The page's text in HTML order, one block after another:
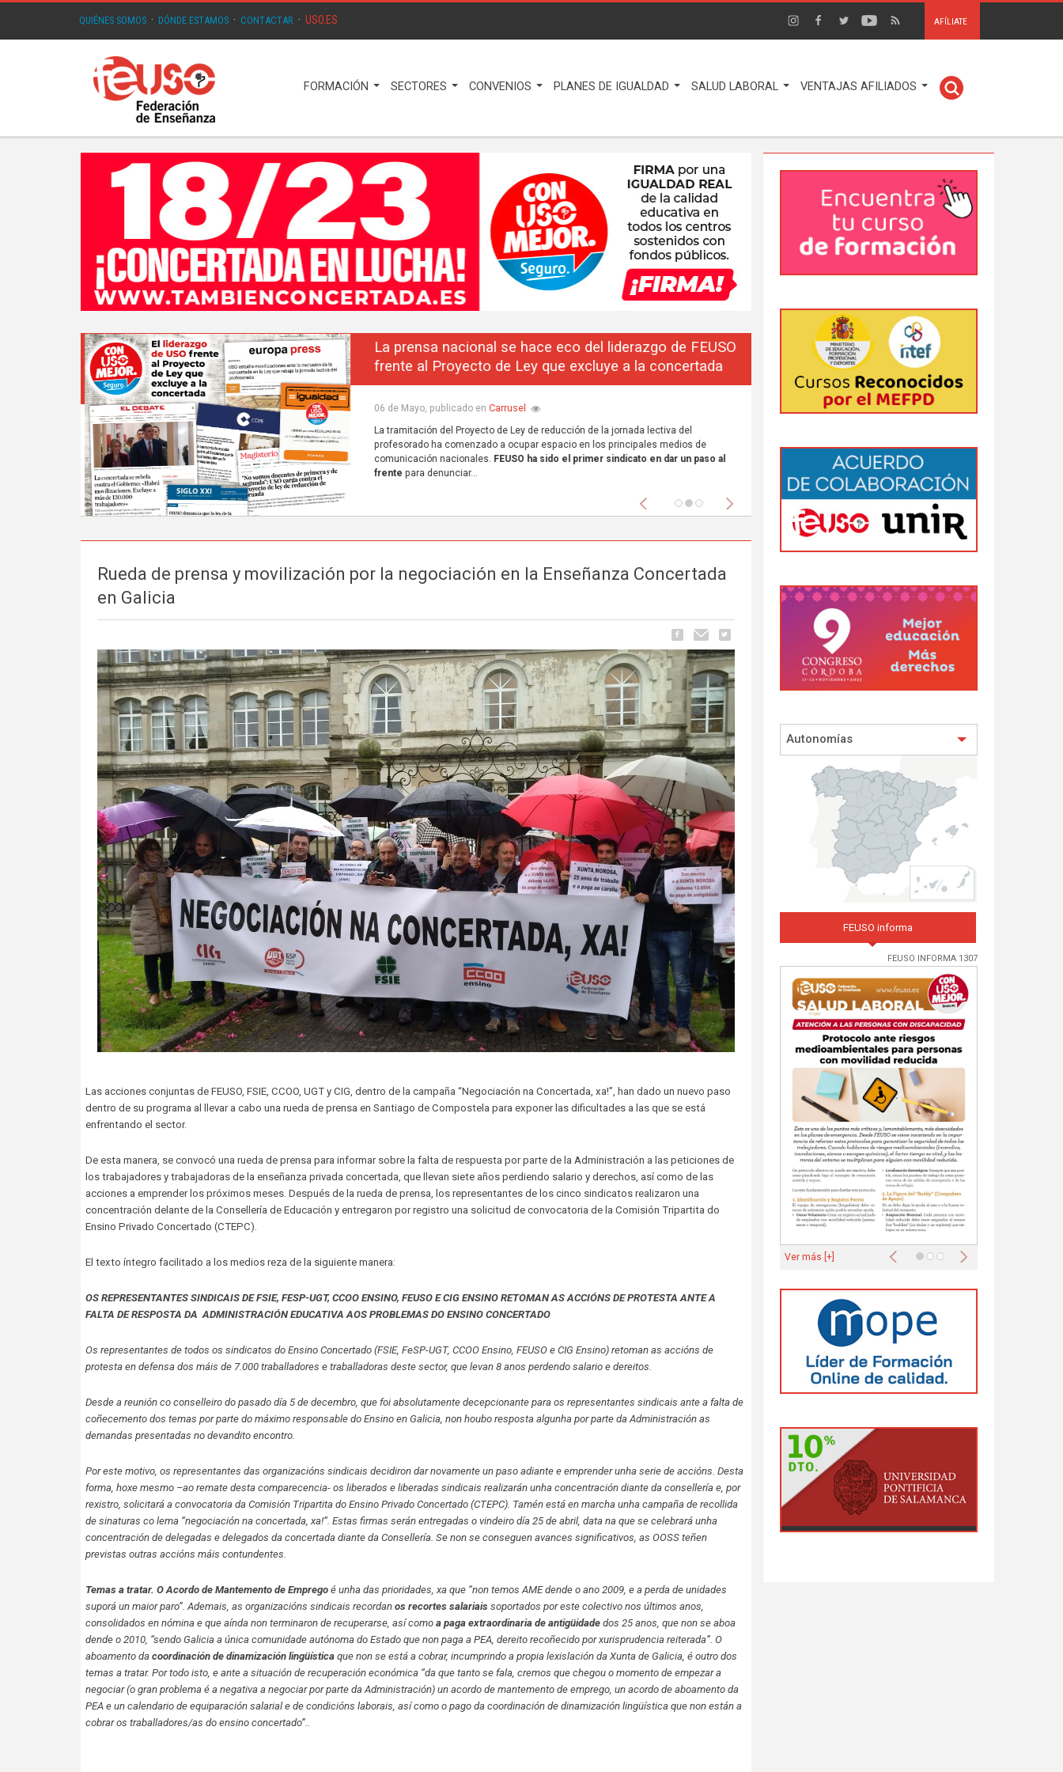
QUIÉNES SOMOS · DÓNDE ESTAMOS · CONTACTAR · USO.ES AFÍLIATE
FORMACIÓN SECTORES CONVENIOS PLANES DE IGUALDAD SALUD LABORAL VENTAJAS AFILIADOS
La prensa nacional se hace eco del liderazgo de FEUSO
frente al Proyecto de Ley que excluye a la concertada
06 de Mayo, publicado enCarrusel
La tramitación del Proyecto de Ley de reducción de la jornada lectiva del
profesorado ha comenzado a ocupar espacio en los principales medios de
comunicación nacionales.FEUSO ha sido el primer sindicato en dar un paso al
frentepara denunciar...
Anterior Siguiente
Rueda de prensa y movilización por la negociación en la Enseñanza Concertada
en Galicia
Las acciones conjuntas de FEUSO, FSIE, CCOO, UGT y CIG, dentro de la campaña “Negociación na Concertada, xa!”, han dado un nuevo paso
dentro de su programa al llevar a cabo una rueda de prensa en Santiago de Compostela para exponer las dificultades a las que se está
enfrentando el sector.
De esta manera, se convocó una rueda de prensa para informar sobre la falta de respuesta por parte de la Administración a las peticiones de
los trabajadores y trabajadoras de la enseñanza privada concertada, que llevan siete años perdiendo salario y derechos, así como de las
acciones a emprender los próximos meses. Después de la rueda de prensa, los representantes de los cinco sindicatos realizaron una
concentración delante de la Consellería de Educación y entregaron por registro una solicitud de convocatoria de la Comisión Tripartita do
Ensino Privado Concertado (CTEPC).
El texto íntegro facilitado a los medios reza de la siguiente manera:
OS REPRESENTANTES SINDICAIS DE FSIE, FESP-UGT, CCOO ENSINO, FEUSO E CIG ENSINO RETOMAN AS ACCIÓNS DE PROTESTA ANTE A
FALTA DE RESPOSTA DA ADMINISTRACIÓN EDUCATIVA AOS PROBLEMAS DO ENSINO CONCERTADO
Os representantes de todos os sindicatos do Ensino Concertado (FSIE, FeSP-UGT, CCOO Ensino, FEUSO e CIG Ensino) retoman as accións de
protesta en defensa dos máis de 7.000 traballadores e traballadoras deste sector, que levan 8 anos perdendo salario e dereitos.
Desde a reunión co conselleiro do pasado día 5 de decembro, que foi absolutamente decepcionante para os representantes sindicais ante a falta de
coñecemento dos temas por parte do máximo responsable do Ensino en Galicia, non houbo resposta algunha por parte da Administración as
demandas presentadas no devandito encontro.
Por este motivo, os representantes das organizacións sindicais decidiron dar novamente un paso adiante e emprender unha serie de accións. Desta
forma, hoxe mesmo –ao remate desta comparecencia- os liberados e liberadas sindicais realizarán unha concentración diante da consellería e, por
rexistro, solicitará a convocatoria da Comisión Tripartita do Ensino Privado Concertado (CTEPC). Tamén está en marcha unha campaña de recollida
de sinaturas co lema “negociación na concertada, xa!”. Estas firmas serán entregadas o vindeiro día 25 de abril, data na que se celebrará unha
concentración de delegadas e delegados da concertada diante da Consellería. Se non se conseguen avances significativos, as OOSS teñen
previstas outras accións máis contundentes.
Temas a tratar. O Acordo de Mantemento de Emprego é unha das prioridades, xa que “non temos AME dende o ano 2009, e a perda de unidades
suporá un maior paro”. Ademais, as organizacións sindicais recordan os recortes salariais soportados por este colectivo nos últimos anos,
consolidados en nómina e que aínda non terminaron de recuperarse, así como a paga extraordinaria de antigüidade dos 25 anos, que non se aboa
dende o 2010, “sendo Galicia a única comunidade autónoma do Estado que non paga a PEA, dereito recoñecido por xurisprudencia reiterada”. O
aboamento da coordinación de dinamización lingüística que non se está a cobrar, incumprindo a propia lexislación da Xunta de Galicia, é outro dos
temas a tratar. Por todo isto, e ante a situación de recuperación económica “da que tanto se fala, cremos que chegou o momento de empezar a
negociar (o gran problema é a negativa a negociar por parte da Administración) un acordo de mantemento de emprego, un acordo de aboamento da
PEA e un calendario de equiparación salarial e de condicións laborais, así como o pago da coordinación de dinamización lingüística que non están a
cobrar os traballadores/as do ensino concertado”..
Autonomías
FEUSO informa
FEUSO INFORMA 1307
Anterior Siguiente
Ver más [+]